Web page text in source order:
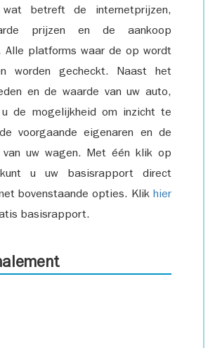
wat betreft de internetprijzen,
prijzen en de aankoop
Alle platforms waar de op wordt
worden gecheckt. Naast het
en de waarde van uw auto,
de mogelijkheid om inzicht te
voorgaande eigenaren en de
van uw wagen. Met één klik op
u uw basisrapport direct
bovenstaande opties. Klik hier
basisrapport.